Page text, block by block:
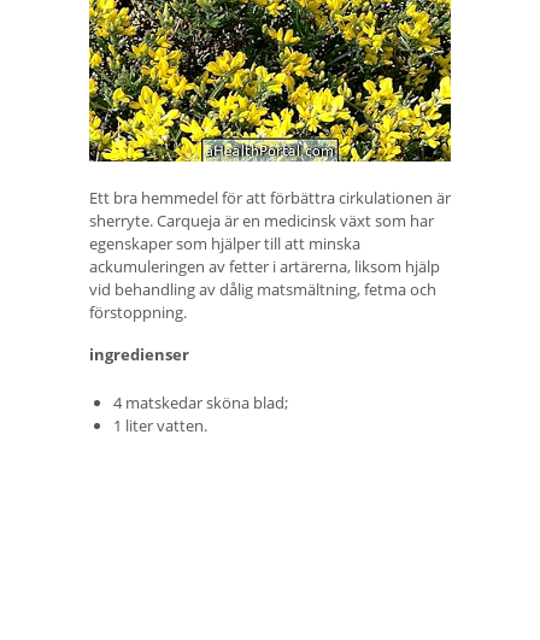
Ett bra hemmedel för att förbättra cirkulationen är
sherryte. Carqueja är en medicinsk växt som har
egenskaper som hjälper till att minska
ackumuleringen av fetter i artärerna, liksom hjälp
vid behandling av dålig matsmältning, fetma och
förstoppning.
ingredienser
4 matskedar sköna blad;
1 liter vatten.